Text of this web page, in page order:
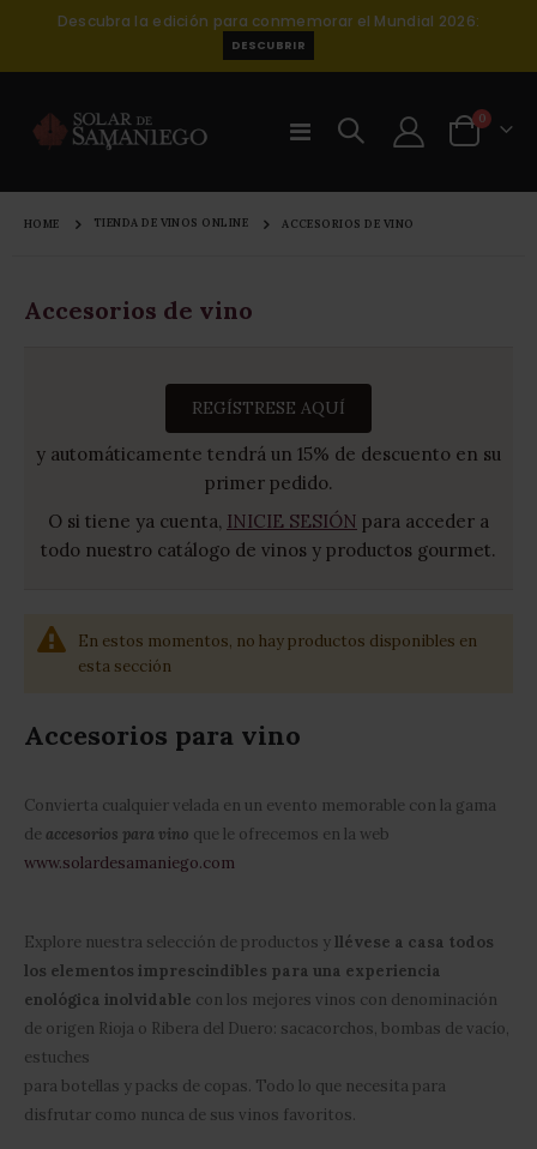
Descubra la edición para conmemorar el Mundial 2026:
DESCUBRIR
Toggle
Cart
0
HOME TIENDA DE VINOS ONLINE ACCESORIOS DE VINO
Accesorios de vino
Accesorios para vino
Convierta cualquier velada en un evento memorable con la gama
de accesorios para vino que le ofrecemos en la web
www.solardesamaniego.com
Explore nuestra selección de productos yllévese a casa todos
los elementos imprescindibles para una experiencia
enológica inolvidable con los mejores vinos con denominación
de origen Rioja o Ribera del Duero: sacacorchos, bombas de vacío,
estuches
para botellas y packs de copas. Todo lo que necesita para
disfrutar como nunca de sus vinos favoritos.
REGÍSTRESE AQUÍ
y automáticamente tendrá un 15% de descuento en su
primer pedido.
O si tiene ya cuenta, INICIE SESIÓN para acceder a
todo nuestro catálogo de vinos y productos gourmet.
En estos momentos, no hay productos disponibles en
esta sección